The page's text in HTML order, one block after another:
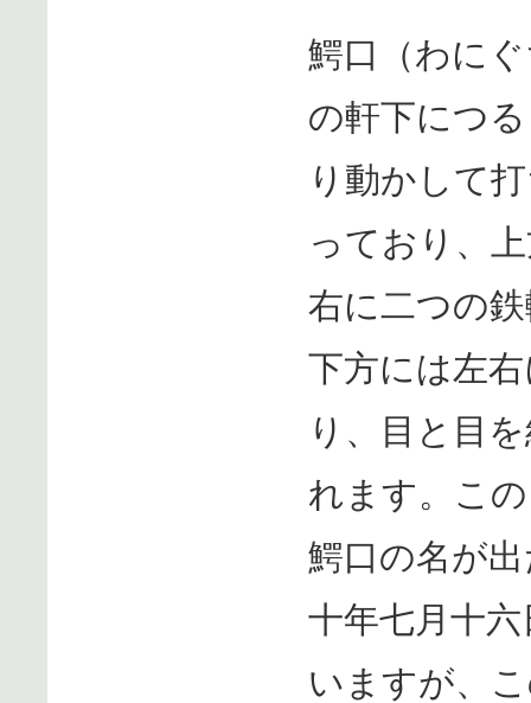
鰐口（わに
の軒下につ
り動かして
っており、
右に二つの
下方には左
り、目と目
れます。こ
鰐口の名が
十年七月十
いますが、